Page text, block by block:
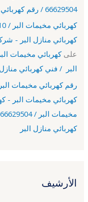
66629504 / رقم كهربائي مخيمات البر / فني كهربائي منازل البر
كهربائي منازل البر -
على
البر / فني كهربائي منازل
كهربائي مخيمات البر -
كهربائي منازل البر
الأرشيف